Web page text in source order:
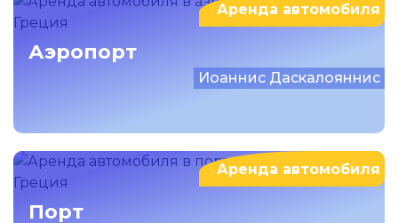
Аэропорт
Иоаннис Даскалояннис
Аренда автомобиля
Порт
Аренда автомобиля